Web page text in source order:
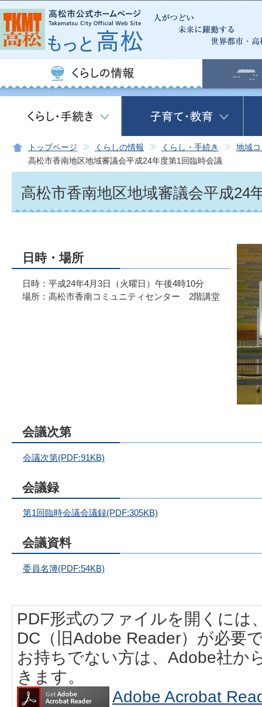
この
トップページ くらしの情報 くらし・手続き
地域
高松市香南地区地域審議会平成24年度第1回臨時会議
高松市香南地区地域審議会平成24
日時・場所
日時：平成24年4月3日（火曜日）午後4時10分
場所：高松市香南コミュニティセンター 2階講堂
会議次第
会議次第(PDF:91KB)
会議録
第1回臨時会議会議録(PDF:305KB)
会議資料
委員名簿(PDF:54KB)
PDF形式のファイルを開くには
DC（旧Adobe Reader）が必要
お持ちでない方は、Adobe社か
きます。
Adobe Acrobat